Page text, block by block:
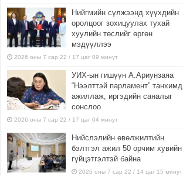
Нийгмийн сүлжээнд хүүхдийн
оролцоог зохицуулах тухай
хуулийн төслийг өргөн
мэдүүллээ
2026 оны 7 сар 22 / 17 цаг 09 минут
УИХ-ын гишүүн А.Ариунзаяа
“Нээлттэй парламент” танхимд
ажиллаж, иргэдийн саналыг
сонслоо
2026 оны 7 сар 22 / 17 цаг 04 минут
Нийслэлийн өвөлжилтийн
бэлтгэл ажил 50 орчим хувийн
гүйцэтгэлтэй байна
2026 оны 7 сар 22 / 14 цаг 15 минут